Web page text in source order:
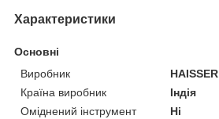
Характеристики
Основні
Виробник
HAISSER
Країна виробник
Індія
Оміднений інструмент
Ні